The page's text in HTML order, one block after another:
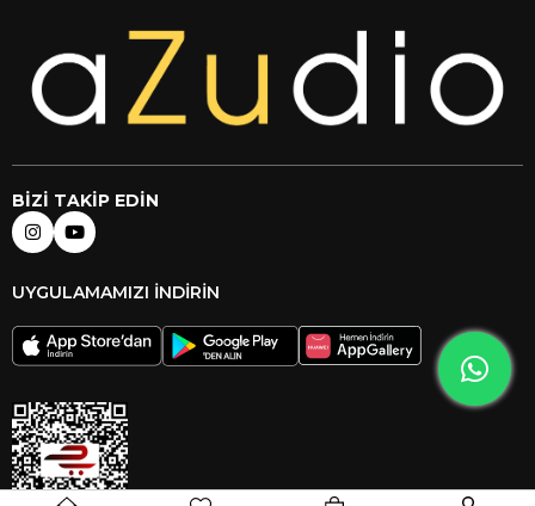
BİZİ TAKİP EDİN
UYGULAMAMIZI İNDİRİN